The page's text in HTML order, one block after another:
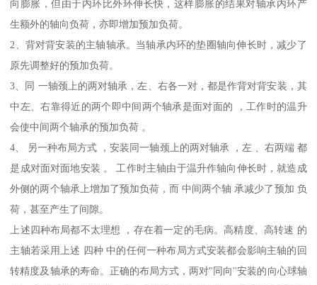
向膨胀，但由于内环比外环伸长快，这样膨胀的结果对轴承内环产
生额外的轴向负荷，亦即增加预加负荷。
2、背对背安装的主轴轴承。当轴承内环的垫圈轴向伸长时，减少了
原先调整好的预加负荷。
3、同 一轴颈上的两对轴承，左、右各一对，都是作背对背安装，其
中左、右靠得近的两个即中间两个轴承是面对面的 ，工作时的温升
会使中间两个轴承的预加负荷 。
4、 另一种布局方式 ，安装同一轴颈上的两对轴承 ，左 、右两端 都
是成对面对面地安装 。 工作时主轴由于温升作轴向伸长时，就造成
外侧的两个轴承上增加了预加负荷，而 中间两个轴 承减少了预加 负
荷，甚至产生了间隙。
上述四种布局都不太理想 ，存在着一定的毛病。高精度、高转速 的
主轴若采用上述 四种 中的任何一种布局方式安装都会影响主轴的回
转精度及轴承的寿命。正确的布局方式，两对"同向''安装的向心球轴